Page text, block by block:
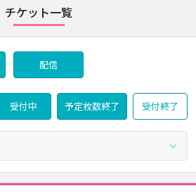
チケット一覧
配信
受付中 予定枚数終了 受付終了